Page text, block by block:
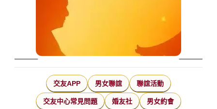
交友APP 男女聯誼 聯誼活動
交友中心常見問題 婚友社 男女約會